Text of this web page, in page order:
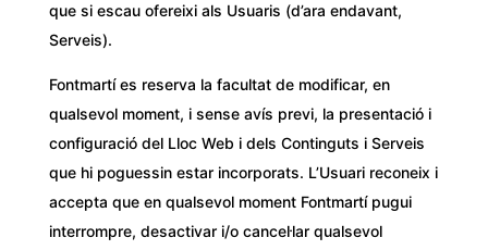
que si escau ofereixi als Usuaris (d’ara endavant,
Serveis).
Fontmartí es reserva la facultat de modificar, en
qualsevol moment, i sense avís previ, la presentació i
configuració del Lloc Web i dels Continguts i Serveis
que hi poguessin estar incorporats. L’Usuari reconeix i
accepta que en qualsevol moment Fontmartí pugui
interrompre, desactivar i/o cancel·lar qualsevol